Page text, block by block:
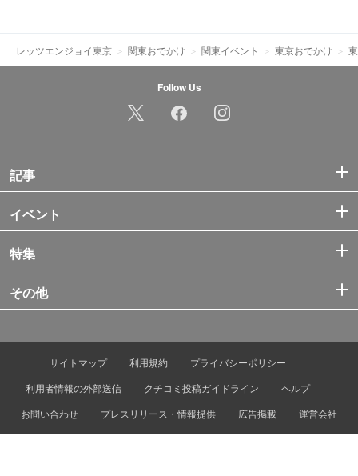
レッツエンジョイ東京 関東おでかけ 関東イベント 東京おでかけ
Follow Us
記事
イベント
特集
その他
サイトマップ 利用規約
プライバシーポリシー
利用者情報の外部送信
クチコミ投稿ガイドライン
ヘルプ
お問い合わせ
プレスリリース・情報提供 広告掲載 運営会社